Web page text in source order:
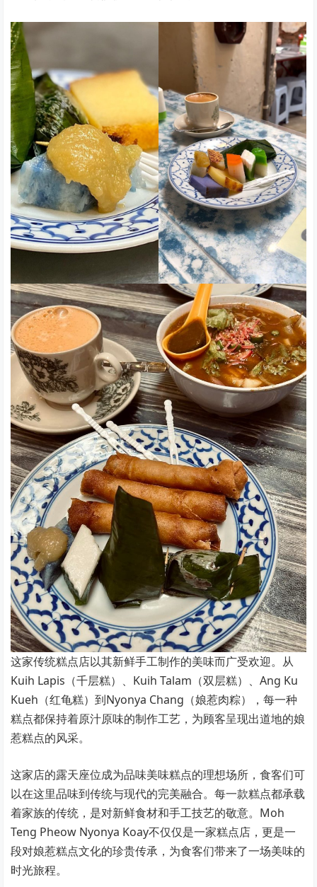
这家传统糕点店以其新鲜手工制作的美味而广受欢迎。从
Kuih Lapis（千层糕）、Kuih Talam（双层糕）、Ang Ku
Kueh（红龟糕）到Nyonya Chang（娘惹肉粽），每一种
糕点都保持着原汁原味的制作工艺，为顾客呈现出道地的娘
惹糕点的风采。
这家店的露天座位成为品味美味糕点的理想场所，食客们可
以在这里品味到传统与现代的完美融合。每一款糕点都承载
着家族的传统，是对新鲜食材和手工技艺的敬意。Moh
Teng Pheow Nyonya Koay不仅仅是一家糕点店，更是一
段对娘惹糕点文化的珍贵传承，为食客们带来了一场美味的
时光旅程。